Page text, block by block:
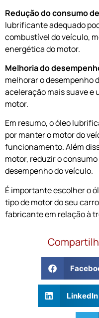
Redução do consumo
lubrificante adequado
combustível do veículo,
energética do motor.
Melhoria do
melhorar o desempenho
aceleração mais suave e
motor.
Em resumo, o óleo
por manter o motor do
funcionamento. Além
motor, reduzir o
desempenho do veículo.
É importante escolher o
tipo de motor do seu
fabricante em relação à
LinkedIn